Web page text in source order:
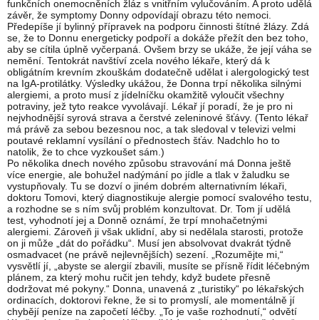
funkčních onemocněních žláz s vnitřním vylučováním. A proto udělá
závěr, že symptomy Donny odpovídají obrazu této nemoci.
Předepíše jí bylinný přípravek na podporu činnosti štítné žlázy. Zdá
se, že to Donnu energeticky podpoří a dokáže přežít den bez toho,
aby se cítila úplně vyčerpaná. Ovšem brzy se ukáže, že její váha se
nemění. Tentokrát navštíví zcela nového lékaře, který dá k
obligátním krevním zkouškám dodatečně udělat i alergologický test
na IgA-protilátky. Výsledky ukážou, že Donna trpí několika silnými
alergiemi, a proto musí z jídelníčku okamžitě vyloučit všechny
potraviny, jež tyto reakce vyvolávají. Lékař jí poradí, že je pro ni
nejvhodnější syrová strava a čerstvé zeleninové šťávy. (Tento lékař
má právě za sebou bezesnou noc, a tak sledoval v televizi velmi
poutavé reklamní vysílání o přednostech šťáv. Nadchlo ho to
natolik, že to chce vyzkoušet sám.)
Po několika dnech nového způsobu stravování má Donna ještě
více energie, ale bohužel nadýmání po jídle a tlak v žaludku se
vystupňovaly. Tu se dozví o jiném dobrém alternativním lékaři,
doktoru Tomovi, který diagnostikuje alergie pomocí svalového testu,
a rozhodne se s ním svůj problém konzultovat. Dr. Tom jí udělá
test, vyhodnotí jej a Donně oznámí, že trpí mnohačetnými
alergiemi. Zároveň ji však uklidní, aby si nedělala starosti, protože
on ji může „dát do pořádku“. Musí jen absolvovat dvakrát týdně
osmadvacet (ne právě nejlevnějších) sezení. „Rozumějte mi,“
vysvětlí jí, „abyste se alergií zbavili, musíte se přísně řídit léčebným
plánem, za který mohu ručit jen tehdy, když budete přesně
dodržovat mé pokyny.“ Donna, unavená z „turistiky“ po lékařských
ordinacích, doktorovi řekne, že si to promyslí, ale momentálně jí
chybějí peníze na započetí léčby. „To je vaše rozhodnutí,“ odvětí